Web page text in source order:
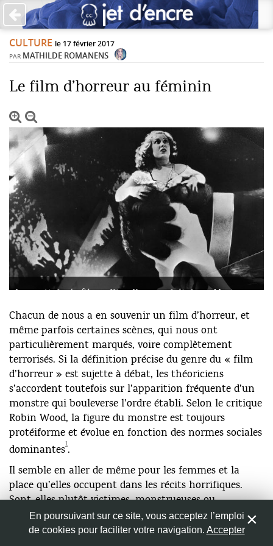
PAS DE COMMENTAIRES ×
Votre adresse de messagerie ne sera pas publiée. Les
champs obligatoires sont indiqués avec *
Jet d'Encre vous prie d'inscrire vos commentaires dans un
esprit de dialogue et les limites du respect de chacun.
Merci.
Adresse de messagerie *
Site web
Enregistrer mon nom, mon e-mail et mon site web dans
le navigateur pour mon prochain commentaire.
CULTURE le 17 février 2017
PAR MATHILDE ROMANENS
Le film d’horreur au féminin
Image tirée du film « King Kong » réalisé par Merian
1933.
Chacun de nous a en souvenir un film d’horreur, et
même parfois certaines scènes, qui nous ont
particulièrement marqués, voire complètement
terrorisés. Si la définition précise du genre du « film
d’horreur » est sujette à débat, les théoriciens
s’accordent toutefois sur l’apparition fréquente d’un
monstre qui bouleverse l’ordre établi. Selon le critique
Robin Wood, la figure du monstre est toujours
protéiforme et évolue en fonction des normes sociales
dominantes
1
.
Il semble en aller de même pour les femmes et la
place qu’elles occupent dans les récits horrifiques.
Sont-elles plutôt victimes, monstrueuses ou
héroïnes ? A travers le prisme du genre, cet article
s’intéressera aux rôles féminins dans les films
En poursuivant sur ce site, vous acceptez l’emploi
de cookies pour faciliter votre navigation. Accepter